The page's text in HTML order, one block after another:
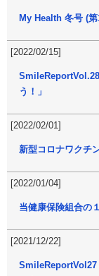
My Health 冬号 (
[2022/02/15]
う！」
[2022/02/01]
新型コロナワクチ
[2022/01/04]
当健康保険組合の
[2021/12/22]